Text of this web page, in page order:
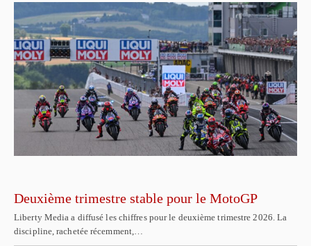
Deuxième trimestre stable pour le MotoGP
Liberty Media a diffusé les chiffres pour le deuxième trimestre 2026. La
discipline, rachetée récemment,…